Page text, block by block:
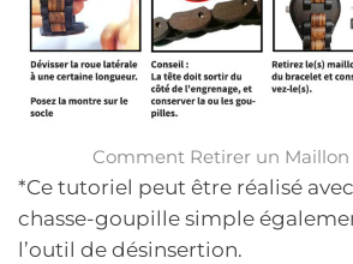
Comment Retirer un
*Ce tutoriel peut être réalisé
chasse-goupille simple
l’outil de désinsertion.